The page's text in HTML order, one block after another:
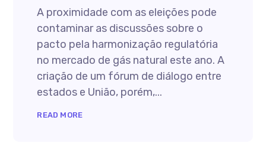
A proximidade com as eleições pode
contaminar as discussões sobre o
pacto pela harmonização regulatória
no mercado de gás natural este ano. A
criação de um fórum de diálogo entre
estados e União, porém,...
READ MORE